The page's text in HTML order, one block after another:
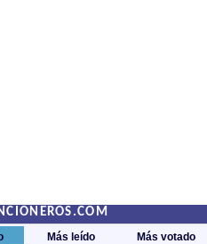
Más leído Más votado